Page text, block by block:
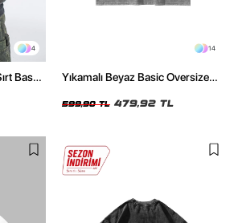
4
Baskılı
14
Yıkamalı Beyaz Basic Oversize
599,90 TL 479,92 TL